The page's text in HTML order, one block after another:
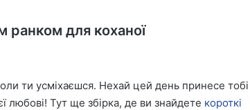
ранком для коханої
ти усміхаєшся. Нехай цей день принесе
любові! Тут ще збірка, де ви знайдете короткі